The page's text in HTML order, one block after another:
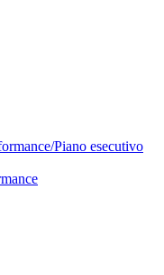
Piano esecutivo